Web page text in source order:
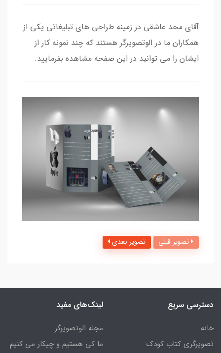
آقای محد عاشقی در زمینه طراحی های تبلیغاتی یکی از
همکاران ما در الوتصویرگر هستند که چند نمونه کار از
ایشان را می توانید در این صفحه مشاهده بفرمایید.
تصویر قبلی تصویر بعدی
دسترسی سریع
خانه
تصویرگری کتاب کودک
لینک‌های مفید
مجله الوتصویرگر
ما کی هستیم و چیکار می کنیم